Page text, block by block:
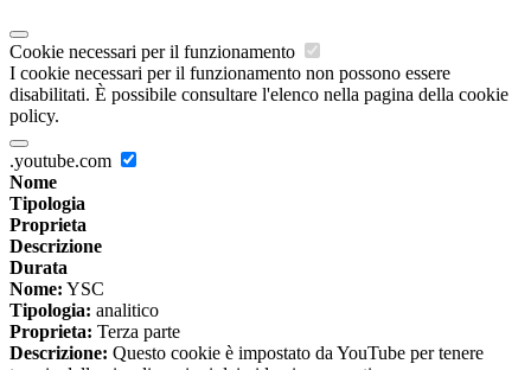
Cookie necessari per il funzionamento
I cookie necessari per il funzionamento non possono essere
disabilitati. È possibile consultare l'elenco nella pagina della cookie
policy.
.youtube.com
Nome
Tipologia
Proprieta
Descrizione
Durata
Nome: YSC
Tipologia: analitico
Proprieta: Terza parte
Descrizione: Questo cookie è impostato da YouTube per tenere